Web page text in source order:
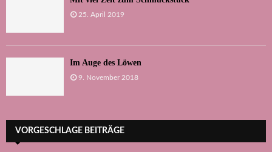
25. April 2019
Im Auge des Löwen
9. November 2018
VORGESCHLAGE BEITRÄGE